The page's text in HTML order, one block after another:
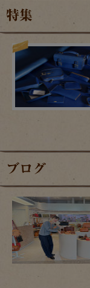
特集
ブログ